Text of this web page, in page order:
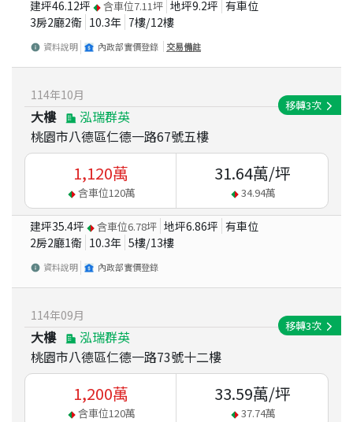
建坪46.12坪 含車位7.11坪 地坪9.2坪 有車位
3房2廳2衛 10.3年 7樓/12樓
資料說明 內政部實價登錄 交易備註
114年10月
大樓
泓瑞群英
桃園市八德區仁德一路67號五樓
移轉3次
1,120萬
含車位120萬
31.64萬/坪
34.94萬
建坪35.4坪 含車位6.78坪 地坪6.86坪 有車位
2房2廳1衛 10.3年 5樓/13樓
資料說明 內政部實價登錄
114年09月
大樓
泓瑞群英
桃園市八德區仁德一路73號十二樓
移轉3次
1,200萬
含車位120萬
33.59萬/坪
37.74萬